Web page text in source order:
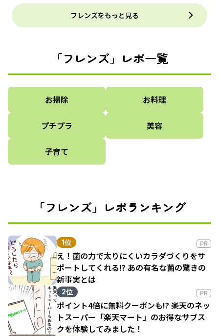
フレンズをもっと見る
「フレンズ」レポ一覧
お掃除 お料理
プチプラ 美容
子育て
「フレンズ」レポランキング
1位 PR
え！菌の力で太りにくいカラダづくりをサ
ポートしてくれる!? あの有名な菌の驚きの
新事実とは
2位 PR
ポイント4倍に無料クーポンも!? 楽天のネッ
トスーパー「楽天マート」のお得なサブス
クを体験してみました！